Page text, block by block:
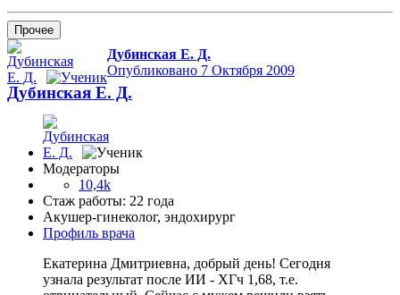
Прочее
Дубинская Е. Д.
Опубликовано 7 Октября 2009
Дубинская Е. Д.
Модераторы
10,4k
Стаж работы: 22 года
Акушер-гинеколог, эндохирург
Профиль врача
Екатерина Дмитриевна, добрый день! Сегодня
узнала результат после ИИ - ХГч 1,68, т.е.